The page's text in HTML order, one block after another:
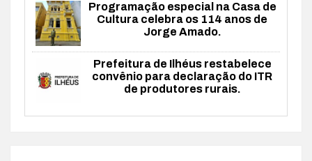
Programação especial na Casa de
Cultura celebra os 114 anos de
Jorge Amado.
Prefeitura de Ilhéus restabelece
convênio para declaração do ITR
de produtores rurais.